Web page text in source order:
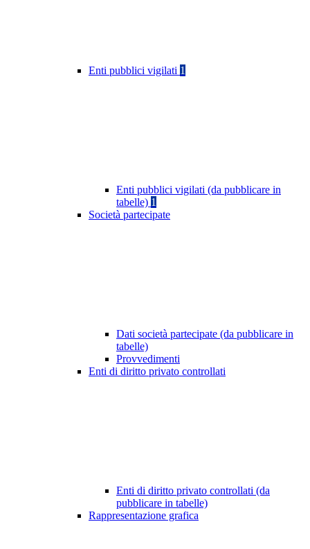
Enti pubblici vigilati 1
Enti pubblici vigilati (da pubblicare in
tabelle) 1
Società partecipate
Dati società partecipate (da pubblicare in
tabelle)
Provvedimenti
Enti di diritto privato controllati
Enti di diritto privato controllati (da
pubblicare in tabelle)
Rappresentazione grafica